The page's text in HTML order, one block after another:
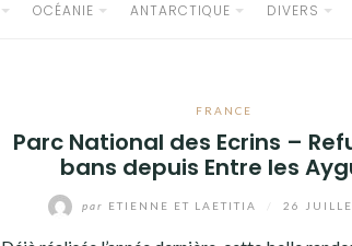
OCÉANIE ANTARCTIQUE DIVERS
FRANCE
Parc National des Ecrins –
bans depuis Entre les
par ETIENNE ET LAETITIA 26